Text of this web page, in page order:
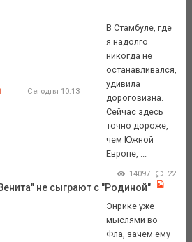
Сегодня 10:13
В Стамбуле, где
я надолго
никогда не
останавливался,
удивила
дороговизна.
Сейчас здесь
точно дороже,
чем Южной
Европе, ...
14097 22
не сыграют с "Родиной"
Энрике уже
мыслями во
Фла, зачем ему